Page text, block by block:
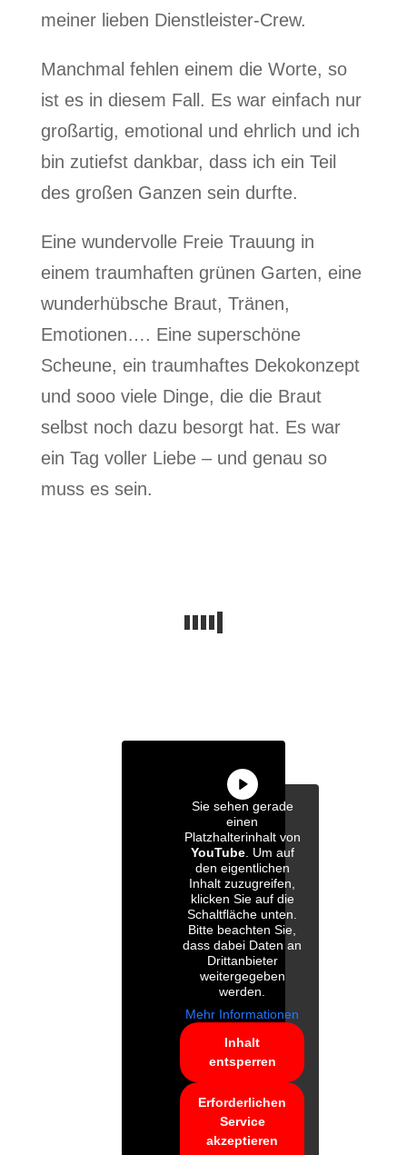
meiner lieben Dienstleister-Crew.
Manchmal fehlen einem die Worte, so
ist es in diesem Fall. Es war einfach nur
großartig, emotional und ehrlich und ich
bin zutiefst dankbar, dass ich ein Teil
des großen Ganzen sein durfte.
Eine wundervolle Freie Trauung in
einem traumhaften grünen Garten, eine
wunderhübsche Braut, Tränen,
Emotionen…. Eine superschöne
Scheune, ein traumhaftes Dekokonzept
und sooo viele Dinge, die die Braut
selbst noch dazu besorgt hat. Es war
ein Tag voller Liebe – und genau so
muss es sein.
Sie sehen gerade
einen
Platzhalterinhalt von
YouTube. Um auf
den eigentlichen
Inhalt zuzugreifen,
klicken Sie auf die
Schaltfläche unten.
Bitte beachten Sie,
dass dabei Daten an
Drittanbieter
weitergegeben
werden.
Mehr Informationen
Inhalt
entsperren
Erforderlichen
Service
akzeptieren